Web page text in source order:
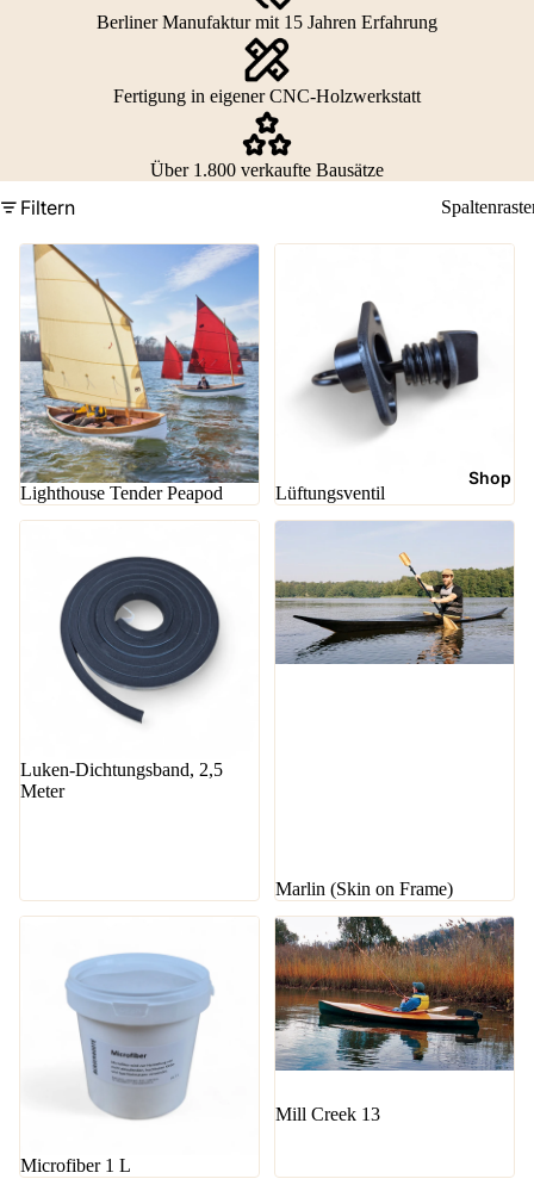
Shop
Berliner Manufaktur mit 15 Jahren Erfahrung
Fertigung in eigener CNC-Holzwerkstatt
Über 1.800 verkaufte Bausätze
Filtern
Lighthouse Tender Peapod Lüftungsventil
Luken-Dichtungsband, 2,5
Meter
Marlin (Skin on Frame)
Microfiber 1 L
Mill Creek 13